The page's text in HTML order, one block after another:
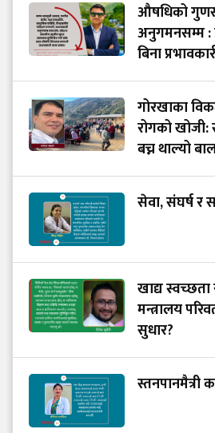
औषधिको
अनुगमनसम्म :
बिना
गोरखाका
रोगको खोजी:
बच्न थाल्यो
सेवा, संघर्ष र
खाद्य
मन्त्रालय
सुधार?
स्तनपानमैत्री